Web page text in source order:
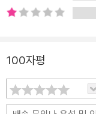
과 자녀 양육 등 여성 역
까지 ‘아름다움’을 강
불편한 진실들이 밝혀진다. 21세기 여성의 아름다움과 정
보는 시각을 재정립한 세계적 역작 최근 반
일: 미인 열망, 강남 성
100자평